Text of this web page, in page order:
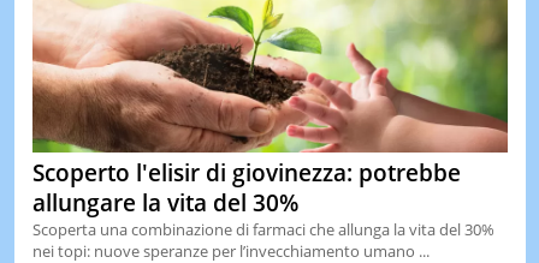
Scoperto l'elisir di giovinezza: potrebbe
allungare la vita del 30%
Scoperta una combinazione di farmaci che allunga la vita del 30%
nei topi: nuove speranze per l’invecchiamento umano ...